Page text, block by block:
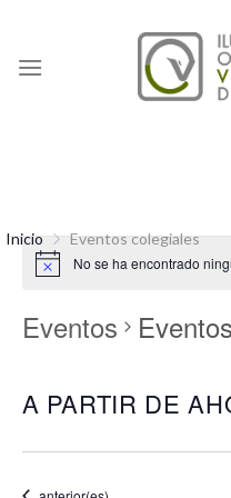
content
Inicio
Eventos colegiales
No se ha encontrado
Eventos
A PARTIR DE
Eventos